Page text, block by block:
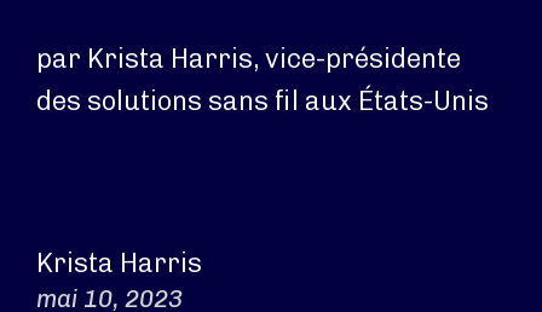
par Krista Harris, vice-présidente
des solutions sans fil aux États-Unis
Krista Harris
mai 10, 2023